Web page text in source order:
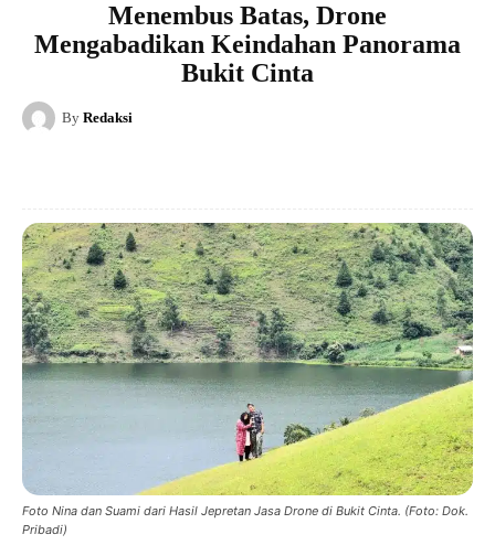
Menembus Batas, Drone
Mengabadikan Keindahan Panorama
Bukit Cinta
By Redaksi
Foto Nina dan Suami dari Hasil Jepretan Jasa Drone di Bukit Cinta. (Foto: Dok.
Pribadi)